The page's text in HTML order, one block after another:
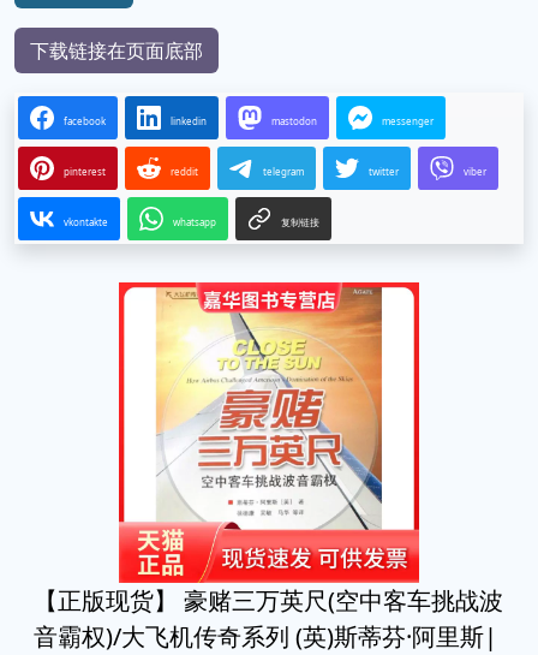
下载链接在页面底部
facebook linkedin mastodon messenger
pinterest reddit telegram twitter viber
vkontakte whatsapp 复制链接
【正版现货】 豪赌三万英尺(空中客车挑战波
音霸权)/大飞机传奇系列 (英)斯蒂芬·阿里斯|